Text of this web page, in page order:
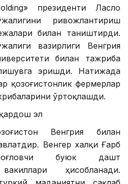
президенти Ласло
ривожлантириш
билан таништирди.
вазирлиги Венгрия
билан тажриба
эришди. Натижада
қозоғистонлик фермерлар
ўртоқлашди.
эл
Венгрия билан
Венгер халқи Ғарб
буюк дашт
ҳисобланади.